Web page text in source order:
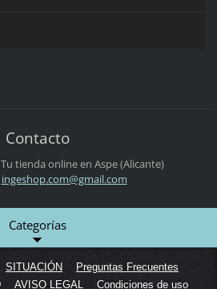
Contacto
Tu tienda online en Aspe (Alicante)
ingeshop.com@gmail.com
Categorías
SITUACIÓN
Preguntas Frecuentes
AVISO LEGAL Condiciones de uso